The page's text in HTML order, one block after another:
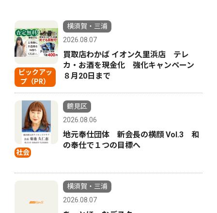
ピックアッ
プ（PR）
横須賀・三浦
2026.08.07
買取店わかば イオン久里浜店 テレ
カ・お酒を現金化 強化キャンペーン
８月20日まで
社会
鶴見区
2026.08.06
地元奉仕団体 新会長の横顔 Vol.3 和
の奉仕で１つの目標へ
横須賀・三浦
2026.08.07